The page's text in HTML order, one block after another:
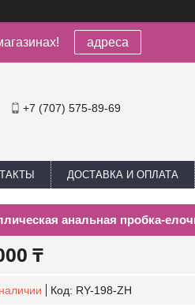
адреса
+7 (707) 575-89-69
ДОСТАВКА И ОПЛАТА
анальная пробка-
₸
Код: RY-198-ZH